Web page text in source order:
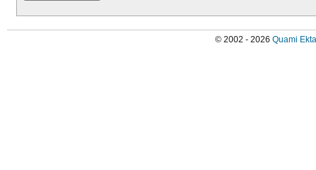
© 2002 - 2026 Quami